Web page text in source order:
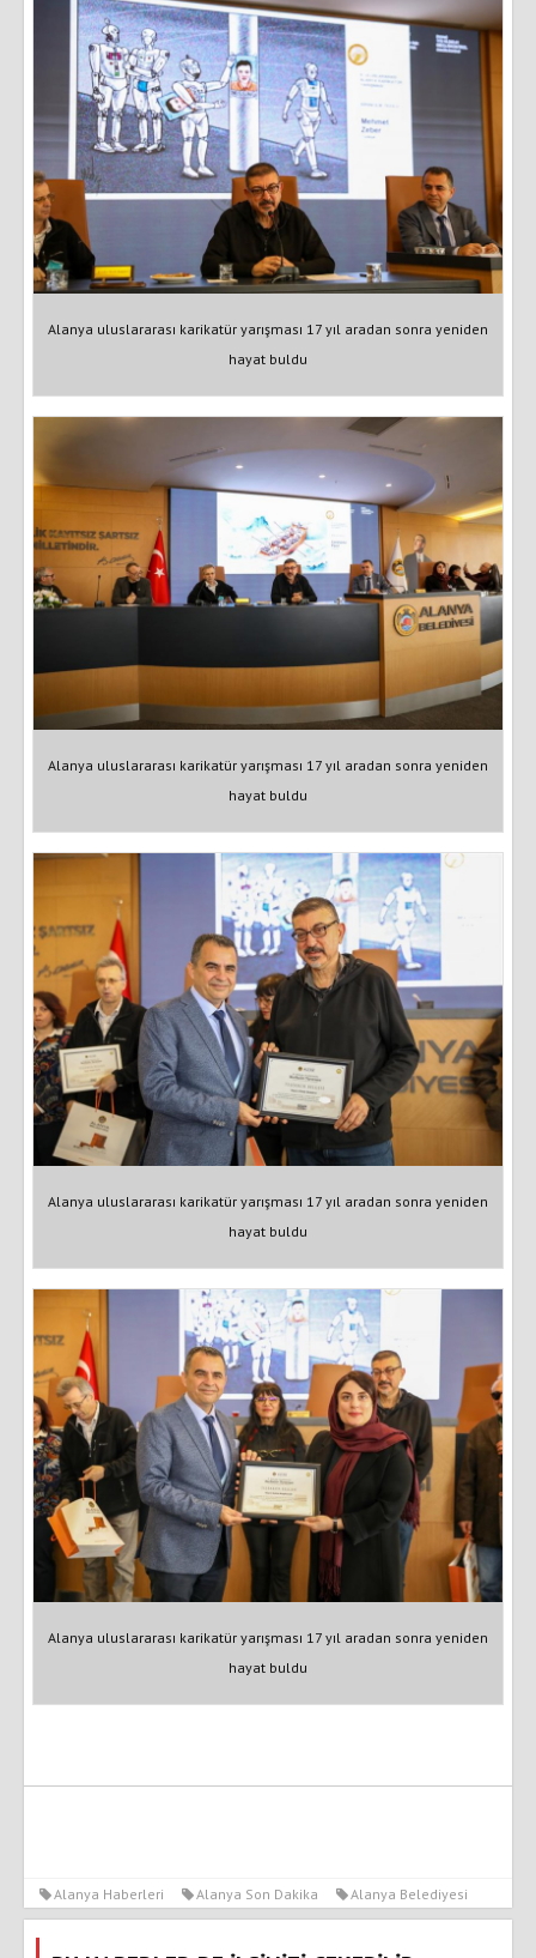
Alanya uluslararası karikatür yarışması 17 yıl aradan sonra yeniden
hayat buldu
Alanya uluslararası karikatür yarışması 17 yıl aradan sonra yeniden
hayat buldu
Alanya uluslararası karikatür yarışması 17 yıl aradan sonra yeniden
hayat buldu
Alanya uluslararası karikatür yarışması 17 yıl aradan sonra yeniden
hayat buldu
Alanya Haberleri Alanya Son Dakika Alanya Belediyesi